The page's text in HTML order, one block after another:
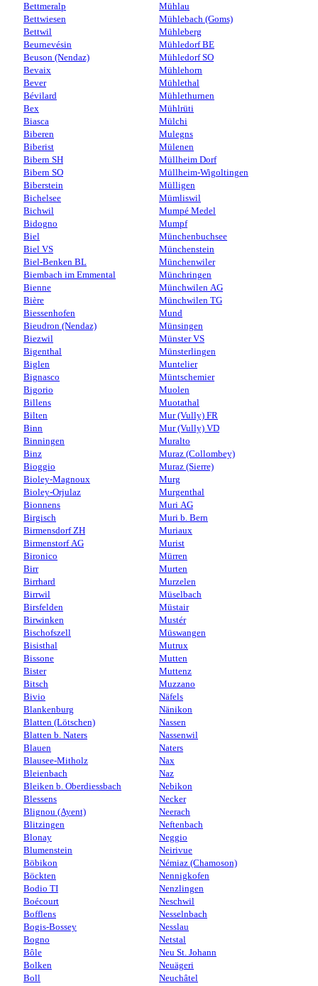
Bettmeralp
Bettwiesen
Bettwil
Beurnevésin
Beuson (Nendaz)
Bevaix
Bever
Bévilard
Bex
Biasca
Biberen
Biberist
Bibern SH
Bibern SO
Biberstein
Bichelsee
Bichwil
Bidogno
Biel
Biel VS
Biel-Benken BL
Biembach im Emmental
Bienne
Bière
Biessenhofen
Bieudron (Nendaz)
Biezwil
Bigenthal
Biglen
Bignasco
Bigorio
Billens
Bilten
Binn
Binningen
Binz
Bioggio
Bioley-Magnoux
Bioley-Orjulaz
Bionnens
Birgisch
Birmensdorf ZH
Birmenstorf AG
Bironico
Birr
Birrhard
Birrwil
Birsfelden
Birwinken
Bischofszell
Bisisthal
Bissone
Bister
Bitsch
Bivio
Blankenburg
Blatten (Lötschen)
Blatten b. Naters
Blauen
Blausee-Mitholz
Bleienbach
Bleiken b. Oberdiessbach
Blessens
Blignou (Ayent)
Blitzingen
Blonay
Blumenstein
Böbikon
Böckten
Bodio TI
Boécourt
Bofflens
Bogis-Bossey
Bogno
Bôle
Bolken
Boll
Mühlau
Mühlebach (Goms)
Mühleberg
Mühledorf BE
Mühledorf SO
Mühlehorn
Mühlethal
Mühlethurnen
Mühlrüti
Mülchi
Mulegns
Mülenen
Müllheim Dorf
Müllheim-Wigoltingen
Mülligen
Mümliswil
Mumpé Medel
Mumpf
Münchenbuchsee
Münchenstein
Münchenwiler
Münchringen
Münchwilen AG
Münchwilen TG
Mund
Münsingen
Münster VS
Münsterlingen
Muntelier
Müntschemier
Muolen
Muotathal
Mur (Vully) FR
Mur (Vully) VD
Muralto
Muraz (Collombey)
Muraz (Sierre)
Murg
Murgenthal
Muri AG
Muri b. Bern
Muriaux
Murist
Mürren
Murten
Murzelen
Müselbach
Müstair
Mustér
Müswangen
Mutrux
Mutten
Muttenz
Muzzano
Näfels
Nänikon
Nassen
Nassenwil
Naters
Nax
Naz
Nebikon
Necker
Neerach
Neftenbach
Neggio
Neirivue
Némiaz (Chamoson)
Nennigkofen
Nenzlingen
Neschwil
Nesselnbach
Nesslau
Netstal
Neu St. Johann
Neuägeri
Neuchâtel